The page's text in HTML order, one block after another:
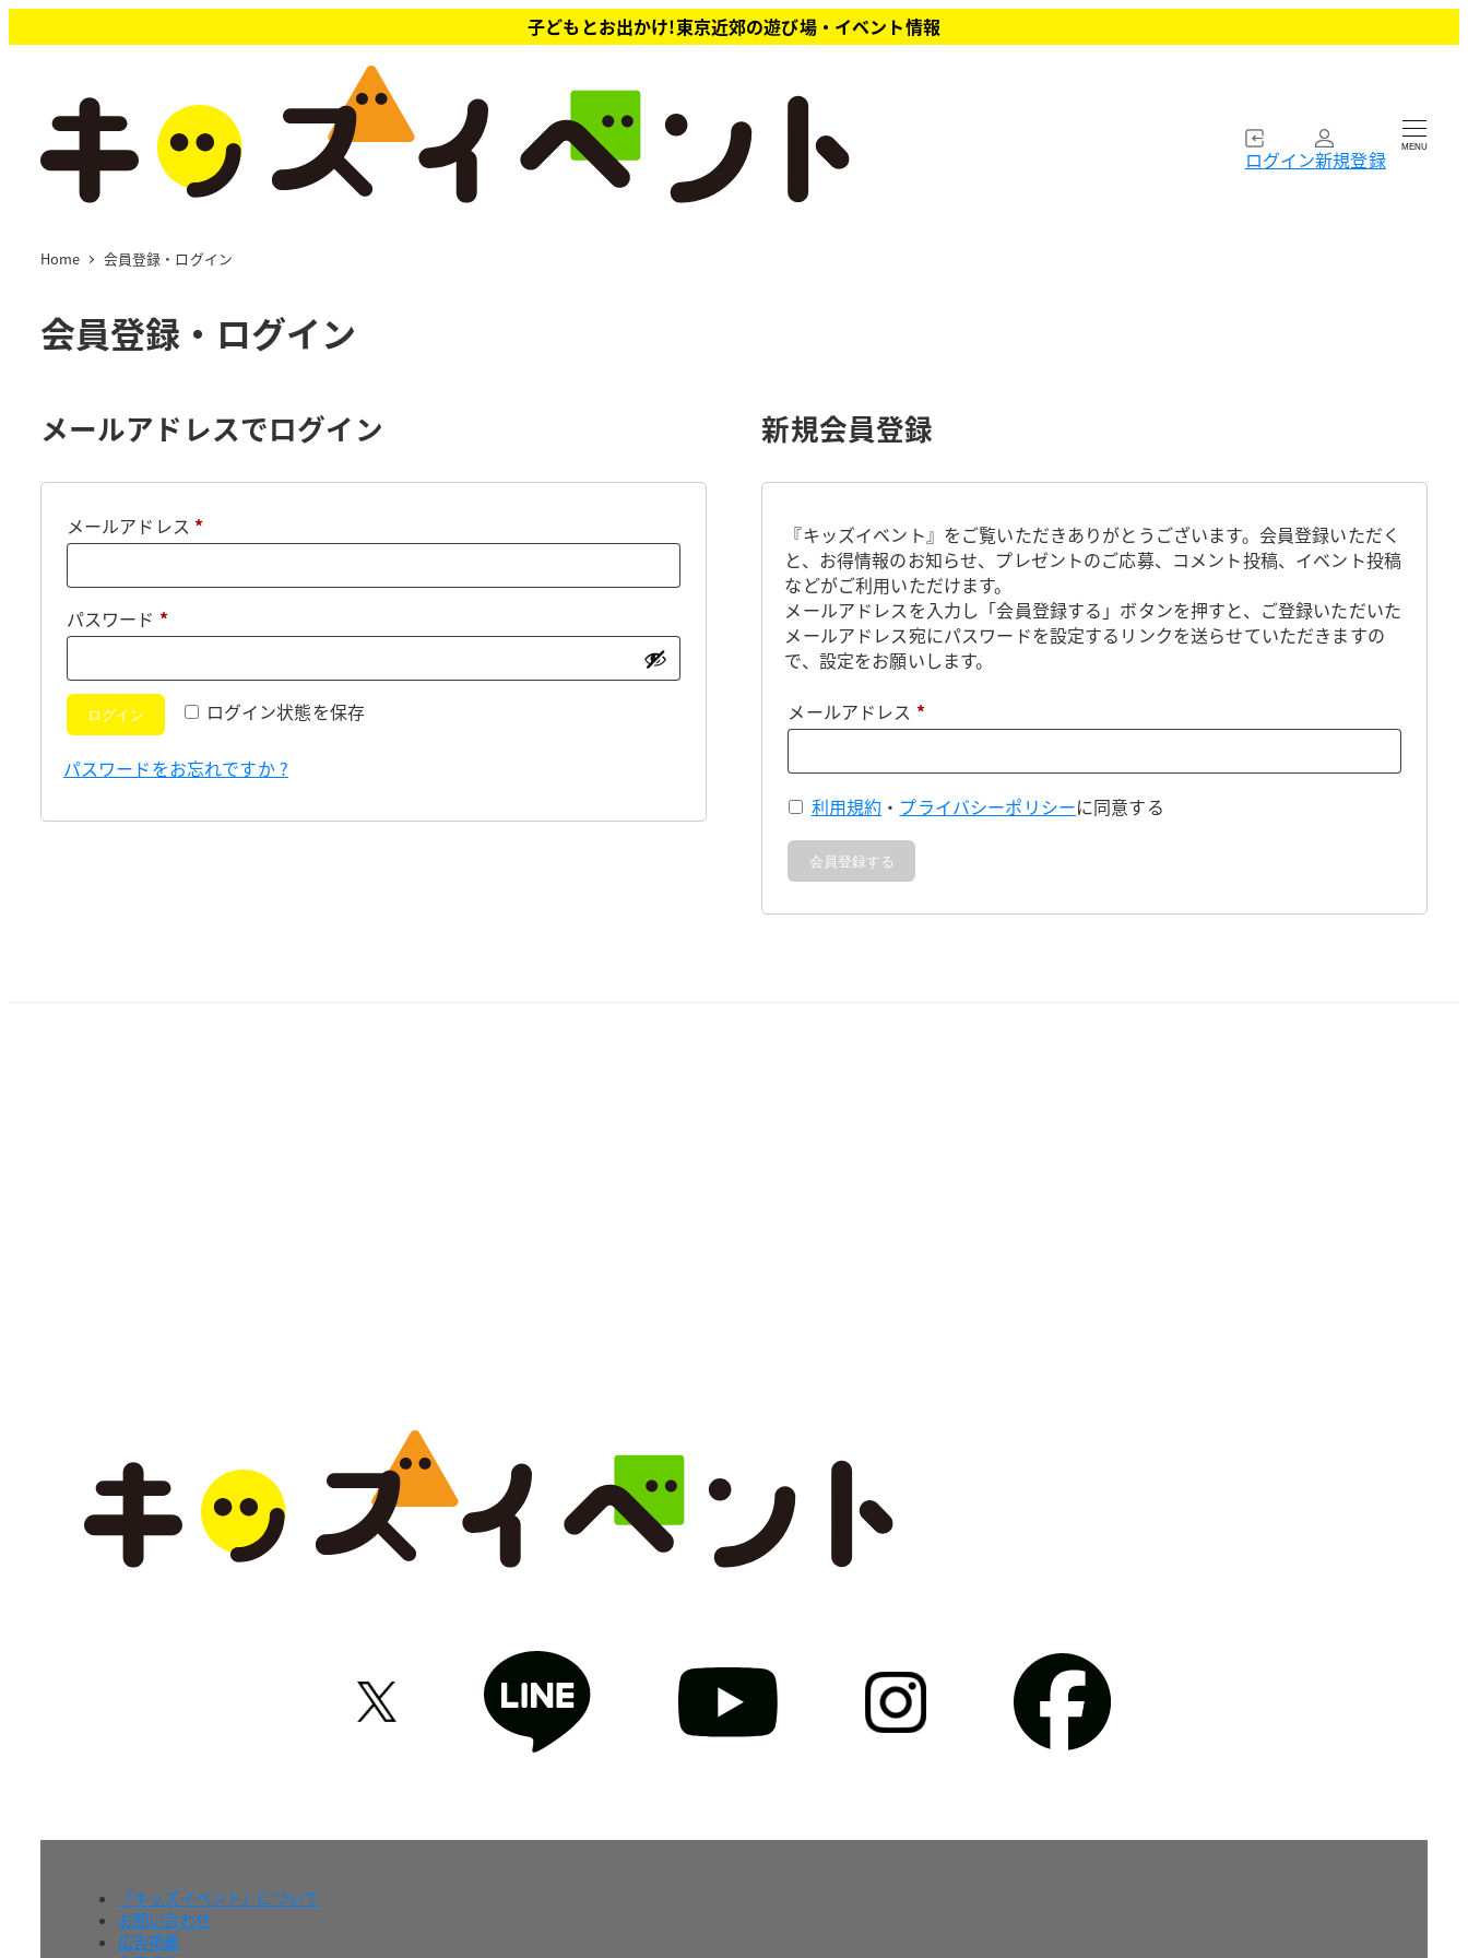
イ
子どもとお出かけ!東京近郊の遊び場・イベント情報
ログイン新規登録 MENU
Home 会員登録・ログイン
会員登録・ログイン
メールアドレスでログイン
メールアドレス *必
パスワード *必
ログイン状態を保存
ログイン
パスワードをお忘れですか ?
新規会員登録
『キッズイベント』をご覧いただきありがとうございます。会員登録いただく
と、お得情報のお知らせ、プレゼントのご応募、コメント投稿、イベント投稿
などがご利用いただけます。
メールアドレスを入力し「会員登録する」ボタンを押すと、ご登録いただいた
メールアドレス宛にパスワードを設定するリンクを送らせていただきますの
で、設定をお願いします。
メールアドレス *必
利用規約 ・ プライバシーポリシーに同意する
会員登録する
『キッズイベント』について
お問い合わせ
広告掲載